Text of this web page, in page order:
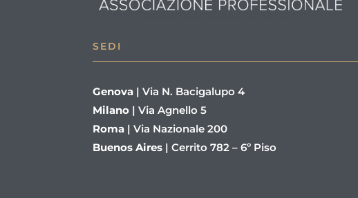
SEDI
Genova |Via N. Bacigalupo 4
Milano |Via Agnello 5
Roma |Via Nazionale 200
Buenos Aires |Cerrito 782 – 6º Piso